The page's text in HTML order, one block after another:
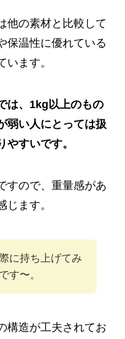
他の素材と比較して
保温性に優れている
います。
は、1kg以上のもの
弱い人にとっては扱
やすいです。
すので、重量感があ
じます。
に持ち上げてみ
す〜。
構造が工夫されてお